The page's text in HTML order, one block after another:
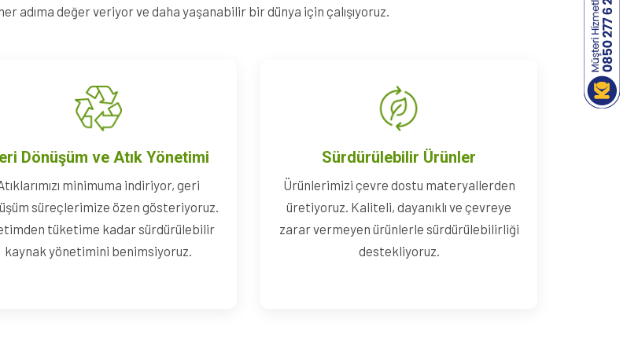
adıma değer veriyor ve daha yaşanabilir bir dünya için çalışıyoruz.
Dönüşüm ve Atık Yönetimi
minimuma indiriyor, geri
süreçlerimize özen gösteriyoruz.
tüketime kadar sürdürülebilir
kaynak yönetimini benimsiyoruz.
Sürdürülebilir Ürünler
Ürünlerimizi çevre dostu materyallerden
üretiyoruz. Kaliteli, dayanıklı ve çevreye
zarar vermeyen ürünlerle sürdürülebilirliği
destekliyoruz.